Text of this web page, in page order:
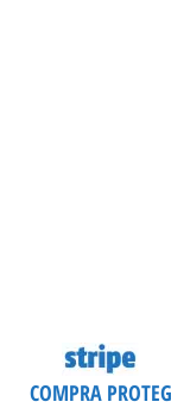
COMPRA